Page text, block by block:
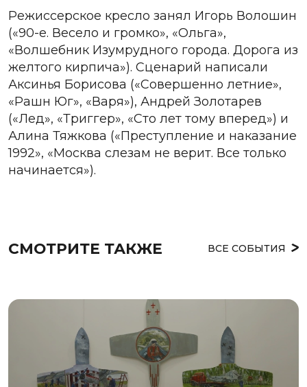
Режиссерское кресло занял Игорь Волошин
(«90-е. Весело и громко», «Ольга»,
«Волшебник Изумрудного города. Дорога из
желтого кирпича»). Сценарий написали
Аксинья Борисова («Совершенно летние»,
«Рашн Юг», «Варя»), Андрей Золотарев
(«Лед», «Триггер», «Сто лет тому вперед») и
Алина Тяжкова («Преступление и наказание
1992», «Москва слезам не верит. Все только
начинается»).
СМОТРИТЕ ТАКЖЕ ВСЕ СОБЫТИЯ